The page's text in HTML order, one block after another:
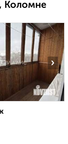
Коломне
›